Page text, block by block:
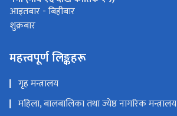
आइतबार - बिहीबार
शुक्रबार
महत्त्वपूर्ण लिङ्कहरू
गृह मन्त्रालय
महिला, बालबालिका तथा ज्येष्ठ नागरिक मन्त्रालय